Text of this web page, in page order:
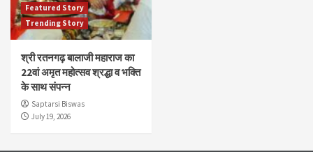
Featured Story
Trending Story
श्री रतनगढ़ बालाजी महाराज का
22वां अमृत महोत्सव श्रद्धा व भक्ति
के साथ संपन्न
Saptarsi Biswas
July 19, 2026